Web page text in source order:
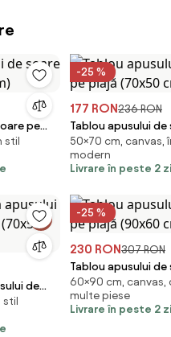
pe
stil
-25 %
177 RON236 RON
Tablou apusului de
plajă (70x50 cm)
50×70 cm, canvas,
modern
Livrare în peste 2
de
cm)
-25 %
230 RON307 RON
Tablou apusului de
plajă (90x60 cm)
60×90 cm, canvas,
multe piese
Livrare în peste 2